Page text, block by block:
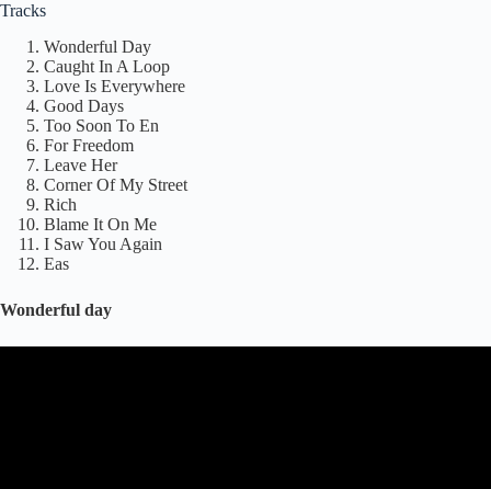
Tracks
Wonderful Day
Caught In A Loop
Love Is Everywhere
Good Days
Too Soon To En
For Freedom
Leave Her
Corner Of My Street
Rich
Blame It On Me
I Saw You Again
Eas
Wonderful day